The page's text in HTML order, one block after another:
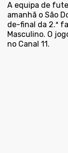
A equipa de
amanhã o São
de-final da 2.ª
Masculino. O
no Canal 11.